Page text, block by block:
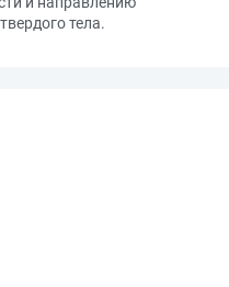
тела.